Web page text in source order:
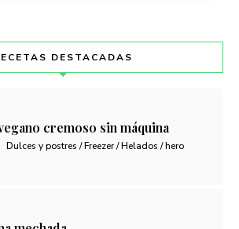
DESTACADAS
cremoso sin máquina
Dulces y postres / Freezer / Helados / hero